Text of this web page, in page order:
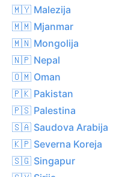
🇲🇾 Malezija
🇲🇲 Mjanmar
🇲🇳 Mongolija
🇳🇵 Nepal
🇴🇲 Oman
🇵🇰 Pakistan
🇵🇸 Palestina
🇸🇦 Saudova Arabija
🇰🇵 Severna Koreja
🇸🇬 Singapur